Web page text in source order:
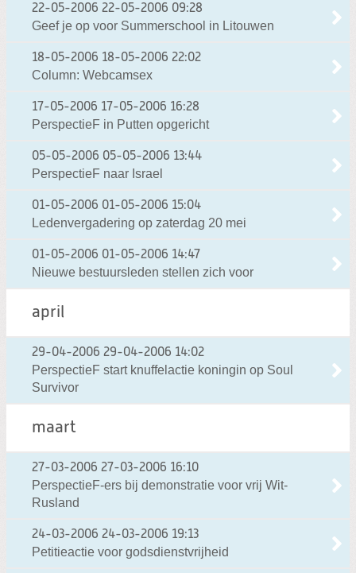
22-05-2006 22-05-2006 09:28
Geef je op voor Summerschool in Litouwen
18-05-2006 18-05-2006 22:02
Column: Webcamsex
17-05-2006 17-05-2006 16:28
PerspectieF in Putten opgericht
05-05-2006 05-05-2006 13:44
PerspectieF naar Israel
01-05-2006 01-05-2006 15:04
Ledenvergadering op zaterdag 20 mei
01-05-2006 01-05-2006 14:47
Nieuwe bestuursleden stellen zich voor
april
29-04-2006 29-04-2006 14:02
PerspectieF start knuffelactie koningin op Soul
Survivor
maart
27-03-2006 27-03-2006 16:10
PerspectieF-ers bij demonstratie voor vrij Wit-
Rusland
24-03-2006 24-03-2006 19:13
Petitieactie voor godsdienstvrijheid